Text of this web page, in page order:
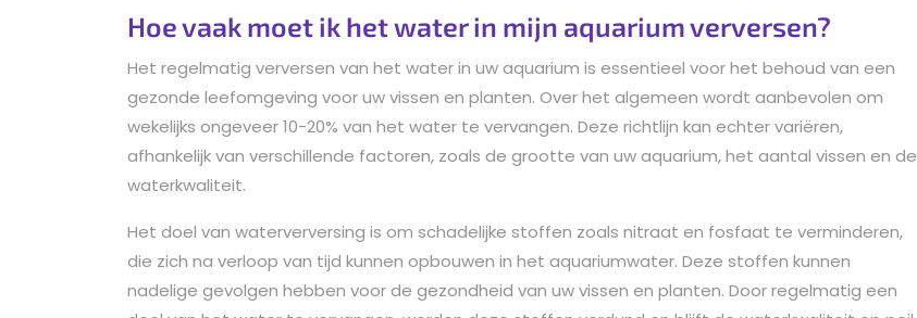
Hoe vaak moet ik het water in mijn aquarium verversen?
Het regelmatig verversen van het water in uw aquarium is essentieel voor het behoud van een
gezonde leefomgeving voor uw vissen en planten. Over het algemeen wordt aanbevolen om
wekelijks ongeveer 10-20% van het water te vervangen. Deze richtlijn kan echter variëren,
afhankelijk van verschillende factoren, zoals de grootte van uw aquarium, het aantal vissen en de
waterkwaliteit.
Het doel van waterverversing is om schadelijke stoffen zoals nitraat en fosfaat te verminderen,
die zich na verloop van tijd kunnen opbouwen in het aquariumwater. Deze stoffen kunnen
nadelige gevolgen hebben voor de gezondheid van uw vissen en planten. Door regelmatig een